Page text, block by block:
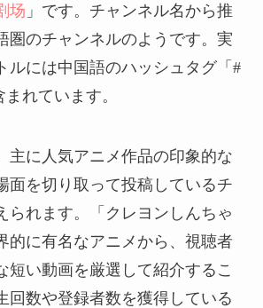
场 」です。チャンネル名から推
圏のチャンネルのようです。実
ルには中国語のハッシュタグ「#
れています。
主に人気アニメ作品の印象的な
面を切り取って投稿しているチ
られます。「クレヨンしんちゃ
的に有名なアニメから、視聴者
短い動画を厳選して紹介するこ
回数や登録者数を獲得している